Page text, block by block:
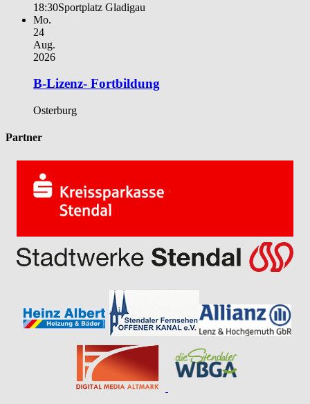
18:30Sportplatz Gladigau
Mo.
24
Aug.
2026
B-Lizenz- Fortbildung
Osterburg
Partner